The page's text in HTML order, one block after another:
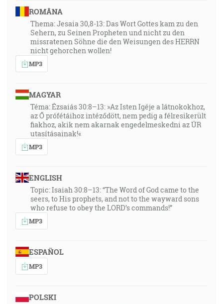
ROMÂNA
Thema: Jesaia 30,8-13: Das Wort Gottes kam zu den
Sehern, zu Seinen Propheten und nicht zu den
missratenen Söhne die den Weisungen des HERRN
nicht gehorchen wollen!
MP3
MAGYAR
Téma: Ézsaiás 30:8–13: »Az Isten Igéje a látnokokhoz,
az Ő prófétáihoz intéződött, nem pedig a félresikerült
fiakhoz, akik nem akarnak engedelmeskedni az ÚR
utasításainak!«
MP3
ENGLISH
Topic: Isaiah 30:8–13: “The Word of God came to the
seers, to His prophets, and not to the wayward sons
who refuse to obey the LORD’s commands!”
MP3
ESPAÑOL
MP3
POLSKI